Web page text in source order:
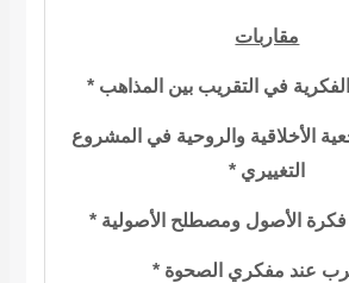
مقاربات
الفكرية في التقريب بين المذاهب *
الأخلاقية والروحية في المشروع
التغييري *
الأصول ومصطلح الأصولية *
عند مفكري الصحوة *